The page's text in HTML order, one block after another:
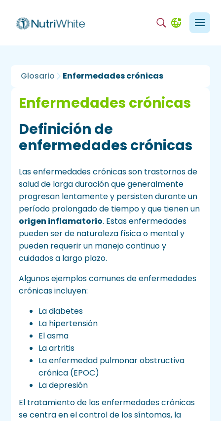
Glosario Enfermedades crónicas
Enfermedades crónicas
Definición de
enfermedades crónicas
Las enfermedades crónicas son trastornos de
salud de larga duración que generalmente
progresan lentamente y persisten durante un
período prolongado de tiempo y que tienen un
origen inflamatorio. Estas enfermedades
pueden ser de naturaleza física o mental y
pueden requerir un manejo continuo y
cuidados a largo plazo.
Algunos ejemplos comunes de enfermedades
crónicas incluyen:
La diabetes
La hipertensión
El asma
La artritis
La enfermedad pulmonar obstructiva
crónica (EPOC)
La depresión
El tratamiento de las enfermedades crónicas
se centra en el control de los síntomas, la